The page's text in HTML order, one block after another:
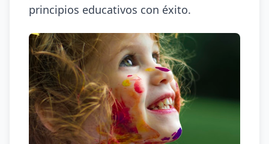
principios educativos con éxito.